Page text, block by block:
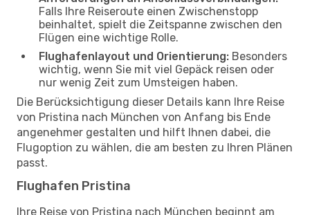
Falls Ihre Reiseroute einen Zwischenstopp
beinhaltet, spielt die Zeitspanne zwischen den
Flügen eine wichtige Rolle.
Flughafenlayout und Orientierung: Besonders
wichtig, wenn Sie mit viel Gepäck reisen oder
nur wenig Zeit zum Umsteigen haben.
Die Berücksichtigung dieser Details kann Ihre Reise
von Pristina nach München von Anfang bis Ende
angenehmer gestalten und hilft Ihnen dabei, die
Flugoption zu wählen, die am besten zu Ihren Plänen
passt.
Flughafen Pristina
Ihre Reise von Pristina nach München beginnt am